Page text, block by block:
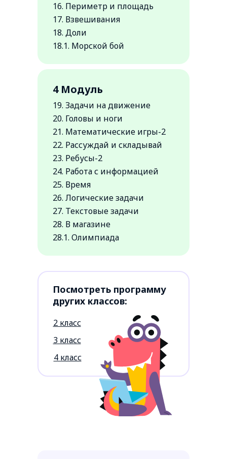
4 Модуль
16. Периметр и площадь
17. Взвешивания
18. Доли
18.1. Морской бой
19. Задачи на движение
20. Головы и ноги
21. Математические игры-2
22. Рассуждай и складывай
23. Ребусы-2
24. Работа с информацией
25. Время
26. Логические задачи
27. Текстовые задачи
28. В магазине
28.1. Олимпиада
Посмотреть программу
других классов:
2 класс
3 класс
4 класс